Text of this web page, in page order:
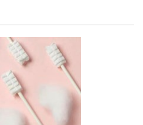
bạn nhé!